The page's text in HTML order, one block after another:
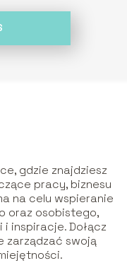
gdzie znajdziesz
pracy, biznesu
na celu wspieranie
oraz osobistego,
inspiracje. Dołącz
zarządzać swoją